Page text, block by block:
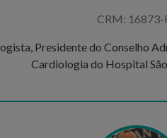
CRM: 16873-
Presidente do Conselho
Cardiologia do Hospital